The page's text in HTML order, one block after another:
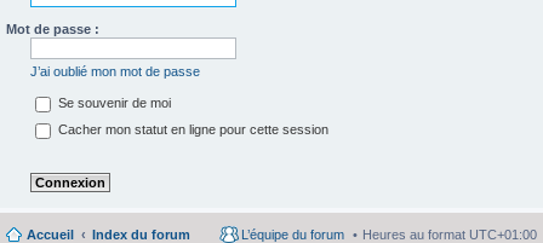
Mot de passe :
J’ai oublié mon mot de passe
Se souvenir de moi
Cacher mon statut en ligne pour cette session
Accueil Index du forum Heures au format UTC+01:00
L’équipe du forum